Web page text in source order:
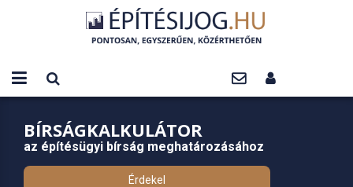
BÍRSÁGKALKULÁTOR
az építésügyi bírság meghatározásához
Érdekel